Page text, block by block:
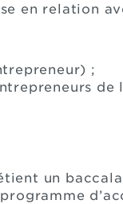
en relation
;
un